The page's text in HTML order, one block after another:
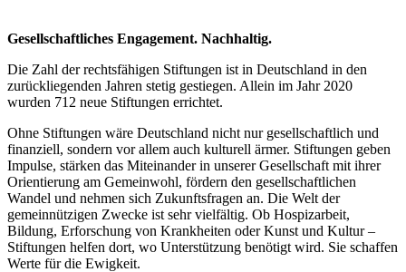
Gesellschaftliches Engagement. Nachhaltig.
Die Zahl der rechtsfähigen Stiftungen ist in Deutschland in den
zurückliegenden Jahren stetig gestiegen. Allein im Jahr 2020
wurden 712 neue Stiftungen errichtet.
Ohne Stiftungen wäre Deutschland nicht nur gesellschaftlich und
finanziell, sondern vor allem auch kulturell ärmer. Stiftungen geben
Impulse, stärken das Miteinander in unserer Gesellschaft mit ihrer
Orientierung am Gemeinwohl, fördern den gesellschaftlichen
Wandel und nehmen sich Zukunftsfragen an. Die Welt der
gemeinnützigen Zwecke ist sehr vielfältig. Ob Hospizarbeit,
Bildung, Erforschung von Krankheiten oder Kunst und Kultur –
Stiftungen helfen dort, wo Unterstützung benötigt wird. Sie schaffen
Werte für die Ewigkeit.